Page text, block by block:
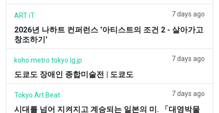
ART iT 7 days ago
2026년 나하트 컨퍼런스 '아티스트의 조건 2 - 살아가고
창조하기'
koho.metro.tokyo.lg.jp 7 days ago
도쿄도 장애인 종합미술전 | 도쿄도
Tokyo Art Beat 7 days ago
시대를 넘어 지켜지고 계승되는 일본의 미. 「대영박물